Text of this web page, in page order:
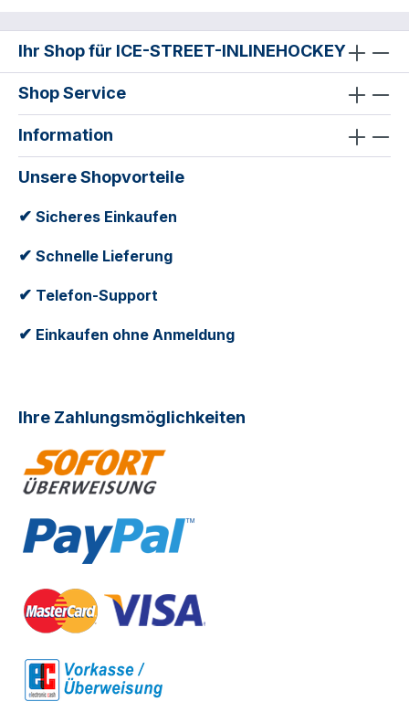
Ihr Shop für ICE-STREET-INLINEHOCKEY
Shop Service
Information
Unsere Shopvorteile
✔ Sicheres Einkaufen
✔ Schnelle Lieferung
✔ Telefon-Support
✔ Einkaufen ohne Anmeldung
Ihre Zahlungsmöglichkeiten